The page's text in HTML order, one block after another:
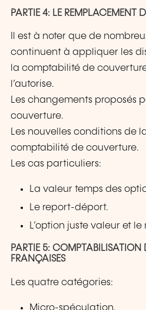
PARTIE 4: LE REMPLACEMENT
Il est à noter que de
continuent à appliquer les
la comptabilité de
l’autorise.
Les changements proposés
couverture.
Les nouvelles conditions de
comptabilité de couverture.
Les cas particuliers:
La valeur temps des
Le report-déport.
L’option juste valeur et
PARTIE 5: COMPTABILISATION
FRANÇAISES
Les quatre catégories:
Micro-spéculation.